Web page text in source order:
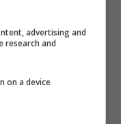
2022
i primi anni
must
trucco pastello
advertising and
research and
on a device